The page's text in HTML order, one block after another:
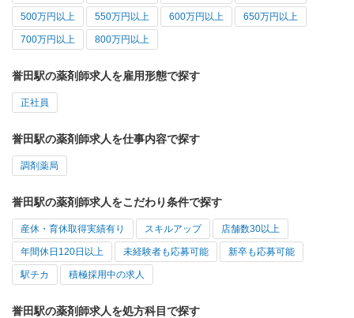
500万円以上 550万円以上 600万円以上 650万円以上
700万円以上 800万円以上
誉田駅の薬剤師求人を雇用形態で探す
正社員
誉田駅の薬剤師求人を仕事内容で探す
調剤薬局
誉田駅の薬剤師求人をこだわり条件で探す
産休・育休取得実績有り スキルアップ 店舗数30以上
年間休日120日以上 未経験者も応募可能 新卒も応募可能
駅チカ 積極採用中の求人
誉田駅の薬剤師求人を処方科目で探す